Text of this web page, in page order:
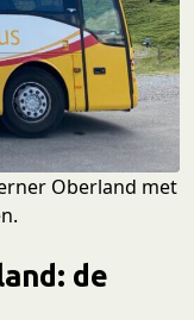
Oberland met
de